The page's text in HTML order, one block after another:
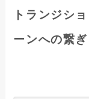
トランジシ
ーンへの繋ぎ